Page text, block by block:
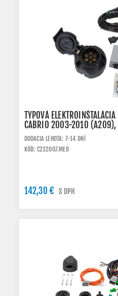
TYPOVÁ
CABRIO 2003-2010 (A209),
DODACIA LEHOTA: 7-14 DNÍ
KÓD: C232007.ME8
142,30 € S DPH